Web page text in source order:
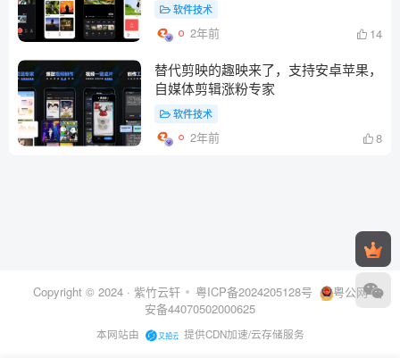
软件技术
2年前 14
替代剪映的趣映来了，支持安卓苹果，
自媒体剪辑涨粉专家
软件技术
2年前 8
Copyright © 2024 · 紫竹云轩 粤ICP备2024205128号
粤公网
安备44070502000625
本网站由 提供CDN加速/云存储服务